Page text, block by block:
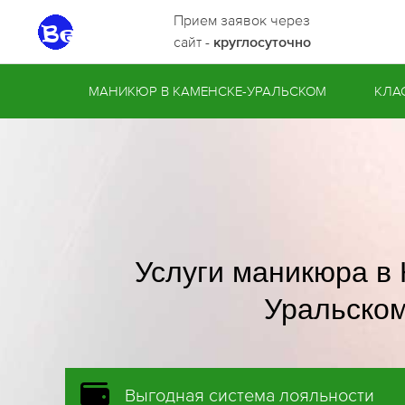
Прием заявок через
сайт - круглосуточно
МАНИКЮР В КАМЕНСКЕ-УРАЛЬСКОМ
Услуги маникюра в
Выгодная система лояльности